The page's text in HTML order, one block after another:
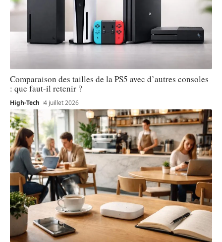
Comparaison des tailles de la PS5 avec d’autres consoles
: que faut-il retenir ?
High-Tech 4 juillet 2026